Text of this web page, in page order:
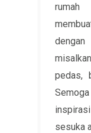
pedas,
sesuka